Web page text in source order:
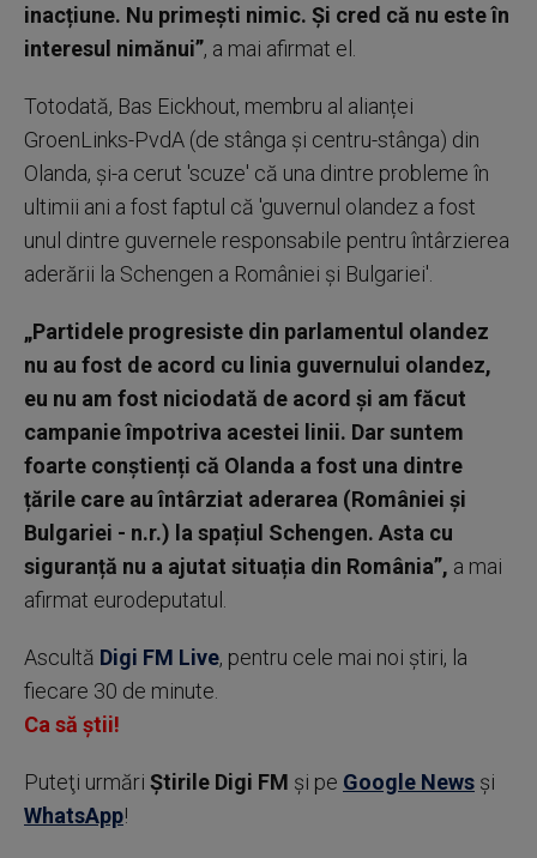
inacțiune. Nu primești nimic. Și cred că nu este în
interesul nimănui”, a mai afirmat el.
Totodată, Bas Eickhout, membru al alianței
GroenLinks-PvdA (de stânga și centru-stânga) din
Olanda, și-a cerut 'scuze' că una dintre probleme în
ultimii ani a fost faptul că 'guvernul olandez a fost
unul dintre guvernele responsabile pentru întârzierea
aderării la Schengen a României și Bulgariei'.
„Partidele progresiste din parlamentul olandez
nu au fost de acord cu linia guvernului olandez,
eu nu am fost niciodată de acord și am făcut
campanie împotriva acestei linii. Dar suntem
foarte conștienți că Olanda a fost una dintre
țările care au întârziat aderarea (României și
Bulgariei - n.r.) la spațiul Schengen. Asta cu
siguranță nu a ajutat situația din România”, a mai
afirmat eurodeputatul.
Ascultă Digi FM Live, pentru cele mai noi știri, la
fiecare 30 de minute.
Ca să știi!
Puteţi urmări Știrile Digi FM şi pe Google News şi
WhatsApp!